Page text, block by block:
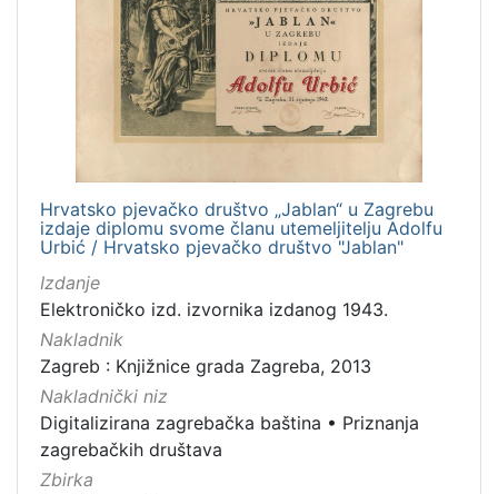
Hrvatsko pjevačko društvo „Jablan“ u Zagrebu
izdaje diplomu svome članu utemeljitelju Adolfu
Urbić / Hrvatsko pjevačko društvo "Jablan"
Izdanje
Elektroničko izd. izvornika izdanog 1943.
Nakladnik
Zagreb : Knjižnice grada Zagreba, 2013
Nakladnički niz
Digitalizirana zagrebačka baština • Priznanja
zagrebačkih društava
Zbirka